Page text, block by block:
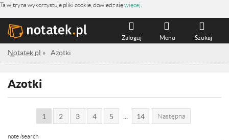
Ta witryna wykorzystuje pliki cookie, dowiedz sięwięcej
Szukaj
Menu
Zaloguj
Notatek.pl » Azotki
Azotki
1 2 3 4 5 14 Następna
note /search